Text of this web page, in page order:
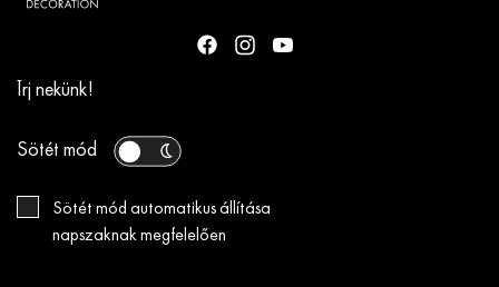
Írj nekünk!
Sötét mód
Sötét mód automatikus állítása
napszaknak megfelelően